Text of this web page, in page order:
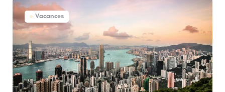
Vacances